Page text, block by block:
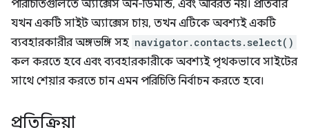
পরিচিতিগুলিতে অ্যাক্সেস অন-ডিমান্ড, এবং অবিরত নয়। প্রতিবার
যখন একটি সাইট অ্যাক্সেস চায়, তখন এটিকে অবশ্যই একটি
ব্যবহারকারীর অঙ্গভঙ্গি সহ navigator.contacts.select()
কল করতে হবে এবং ব্যবহারকারীকে অবশ্যই পৃথকভাবে সাইটের
সাথে শেয়ার করতে চান এমন পরিচিতি নির্বাচন করতে হবে।
প্রতিক্রিয়া